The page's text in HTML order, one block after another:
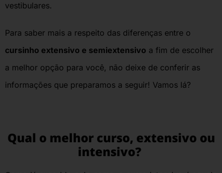
vestibulares.
Para saber mais a respeito das diferenças entre o
cursinho extensivo e semiextensivo a fim de escolher
a melhor opção para você, não deixe de conferir as
informações que preparamos a seguir! Vamos lá?
Qual o melhor curso, extensivo ou
intensivo?